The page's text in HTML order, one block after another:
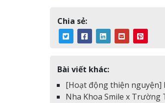
Chia sẻ:
Bài viết khác:
[Hoạt động thiện nguyện]
Nha Khoa Smile x Trường